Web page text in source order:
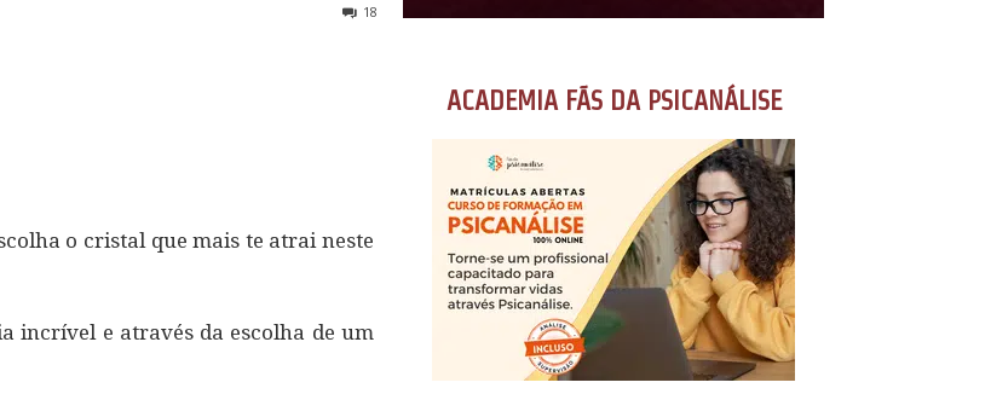
18
o cristal que mais te atrai neste
incrível e através da escolha de um
ACADEMIA FÃS DA PSICANÁLISE